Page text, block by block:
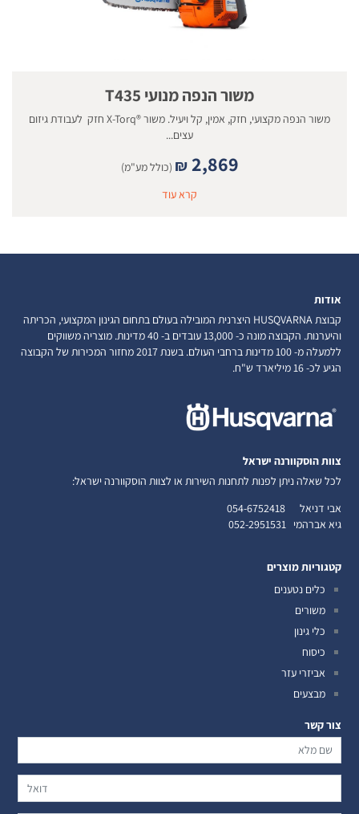
משור הנפה מנועי T435
משור הנפה מקצועי, חזק, אמין, קל ויעיל. משור ®X-Torq חזק לעבודת גיזום
עצים...
₪ 2,869
(כולל מע"מ)
קרא עוד
אודות
קבוצת HUSQVARNA היצרנית המובילה בעולם בתחום הגינון המקצועי, הכריתה
והיערנות. הקבוצה מונה כ- 13,000 עובדים ב- 40 מדינות. מוצריה משווקים
ללמעלה מ- 100 מדינות ברחבי העולם. בשנת 2017 מחזור המכירות של הקבוצה
הגיע לכ- 16 מיליארד ש"ח.
צוות הוסקוורנה ישראל
לכל שאלה ניתן לפנות לתחנות השירות או לצוות הוסקוורנה ישראל:
אבי דניאל 054-6752418
גיא אברהמי 052-2951531
קטגוריות מוצרים
כלים נטענים
משורים
כלי גינון
כיסוח
אביזרי עזר
מבצעים
צור קשר